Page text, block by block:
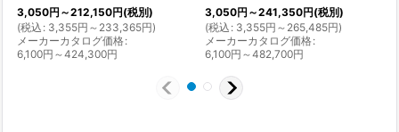
3,050円 ～212,150円(税別)
(税込 : 3,355円 ～233,365円)
メーカーカタログ価格:
6,100円 ～424,300円
3,050円 ～241,350円(税別)
(税込 : 3,355円 ～265,485円)
メーカーカタログ価格:
6,100円 ～482,700円